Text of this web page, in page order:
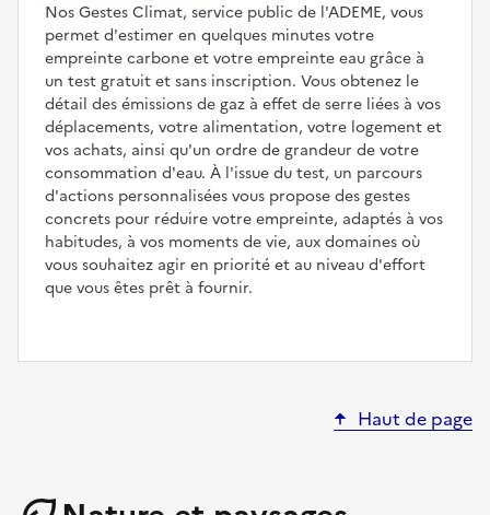
Nos Gestes Climat, service public de l'ADEME, vous
permet d'estimer en quelques minutes votre
empreinte carbone et votre empreinte eau grâce à
un test gratuit et sans inscription. Vous obtenez le
détail des émissions de gaz à effet de serre liées à vos
déplacements, votre alimentation, votre logement et
vos achats, ainsi qu'un ordre de grandeur de votre
consommation d'eau. À l'issue du test, un parcours
d'actions personnalisées vous propose des gestes
concrets pour réduire votre empreinte, adaptés à vos
habitudes, à vos moments de vie, aux domaines où
vous souhaitez agir en priorité et au niveau d'effort
que vous êtes prêt à fournir.
Haut de page